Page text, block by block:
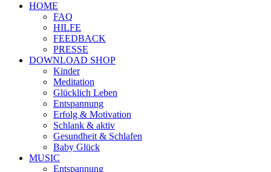
HOME
FAQ
HILFE
FEEDBACK
PRESSE
DOWNLOAD SHOP
Kinder
Meditation
Glücklich Leben
Entspannung
Erfolg & Motivation
Schlank & aktiv
Gesundheit & Schlafen
Baby Glück
MUSIC
Entspannung